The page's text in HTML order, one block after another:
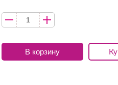
В корзину